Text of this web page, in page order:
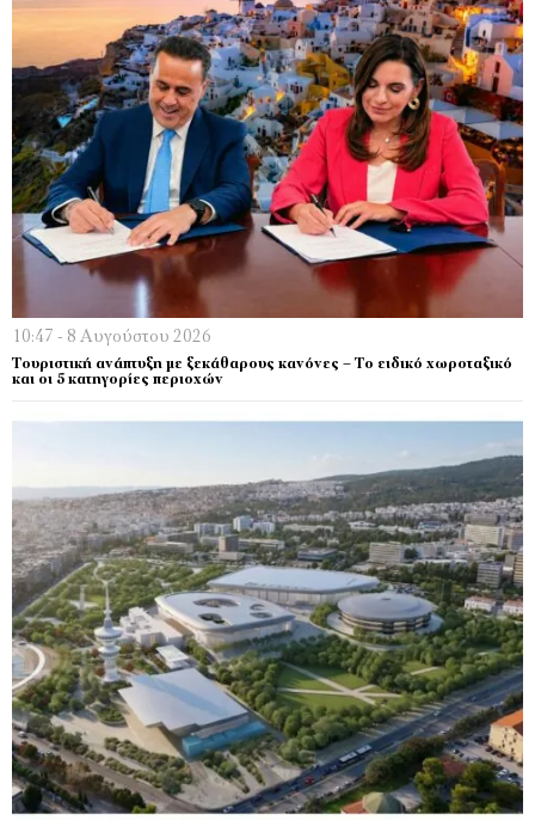
10:47 - 8 Αυγούστου 2026
Τουριστική ανάπτυξη με ξεκάθαρους κανόνες – Το ειδικό χωροταξικό
και οι 5 κατηγορίες περιοχών